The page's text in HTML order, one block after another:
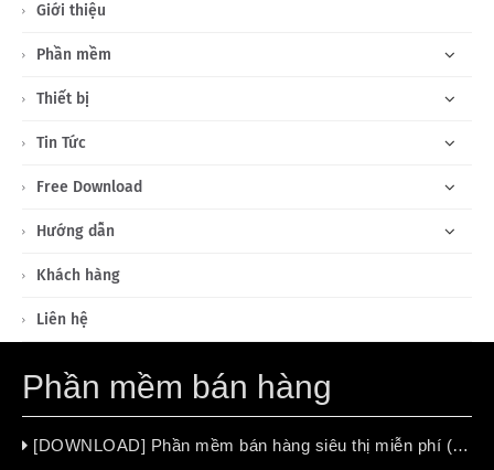
Giới thiệu
Phần mềm
Thiết bị
Tin Tức
Free Download
Hướng dẫn
Khách hàng
Liên hệ
Phần mềm bán hàng
[DOWNLOAD] Phần mềm bán hàng siêu thị miễn phí (free 100%)